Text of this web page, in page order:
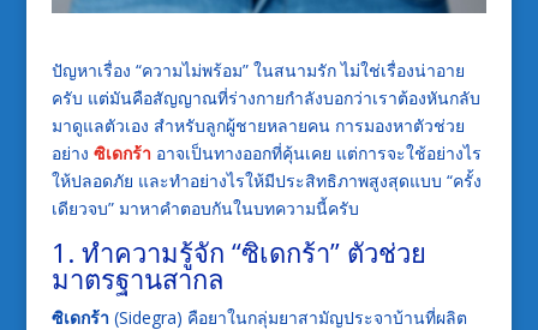
ปัญหาเรื่อง “ความไม่พร้อม” ในสนามรัก ไม่ใช่เรื่องน่าอาย
ครับ แต่มันคือสัญญาณที่ร่างกายกำลังบอกว่าเราต้องหันกลับ
มาดูแลตัวเอง สำหรับลูกผู้ชายหลายคน การมองหาตัวช่วย
อย่าง ซิเดกร้า อาจเป็นทางออกที่คุ้นเคย แต่การจะใช้อย่างไร
ให้ปลอดภัย และทำอย่างไรให้มีประสิทธิภาพสูงสุดแบบ “ครั้ง
เดียวจบ” มาหาคำตอบกันในบทความนี้ครับ
1. ทำความรู้จัก “ซิเดกร้า” ตัวช่วย
มาตรฐานสากล
ซิเดกร้า (Sidegra) คือยาในกลุ่มยาสามัญประจาบ้านที่ผลิต